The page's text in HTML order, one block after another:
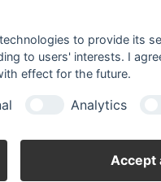
to provide its
to users' interests. I
effect for the future.
Analytics
Accept